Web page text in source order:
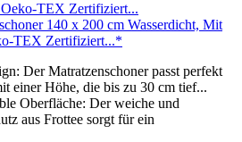
140 x 200 cm Wasserdicht, Mit
TEX Zertifiziert...*
Der Matratzenschoner passt perfekt
einer Höhe, die bis zu 30 cm tief...
Oberfläche: Der weiche und
aus Frottee sorgt für ein